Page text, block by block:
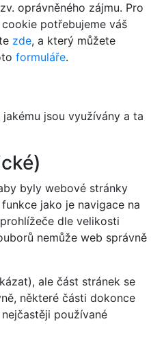
oprávněného zájmu. Pro
potřebujeme váš
zde, a který můžete
formuláře.
jsou využívány a ta
byly webové stránky
jako je navigace na
dle velikosti
nemůže web správně
ale část stránek se
některé části dokonce
používané